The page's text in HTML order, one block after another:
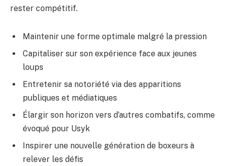
rester compétitif.
Maintenir une forme optimale malgré la pression
Capitaliser sur son expérience face aux jeunes
loups
Entretenir sa notoriété via des apparitions
publiques et médiatiques
Élargir son horizon vers d’autres combatifs, comme
évoqué pour Usyk
Inspirer une nouvelle génération de boxeurs à
relever les défis